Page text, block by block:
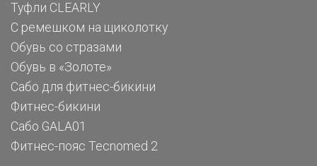
Туфли CLEARLY
С ремешком на щиколотку
Обувь со стразами
Обувь в «Золоте»
Сабо для фитнес-бикини
Фитнес-бикини
Сабо GALA01
Фитнес-пояс Tecnomed 2